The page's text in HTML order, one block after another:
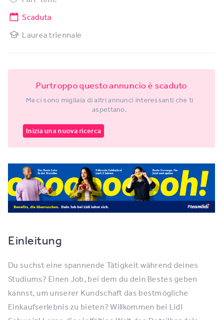
Scaduta
Laurea triennale
Purtroppo questo annuncio è scaduto
Ma ci sono migliaia di altri annunci interessanti che ti
aspettano.
Inizia una nuova ricerca
Einleitung
Du suchst eine spannende Tätigkeit während deines
Studiums? Einen Job, bei dem du dein Bestes geben
kannst, um unserer Kundschaft das bestmögliche
Einkaufserlebnis zu bieten? Willkommen bei Lidl